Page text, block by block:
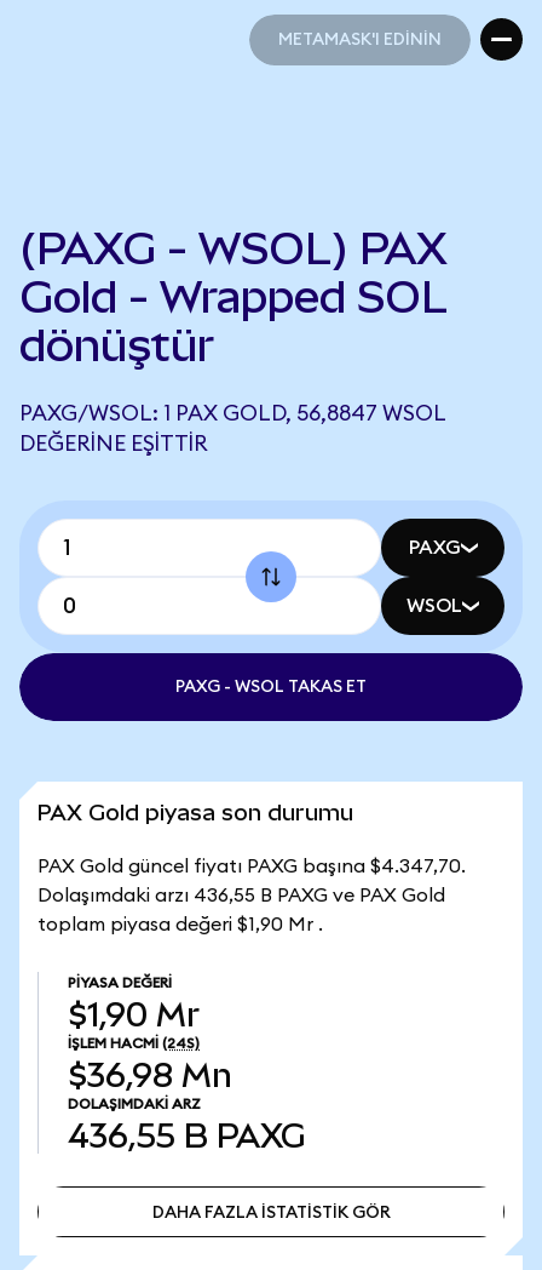
METAMASK'I EDİNİN
(PAXG - WSOL) PAX
Gold - Wrapped SOL
dönüştür
PAXG/WSOL: 1 PAX GOLD, 56,8847 WSOL
DEĞERINE EŞITTIR
PAXG
WSOL
PAXG - WSOL TAKAS ET
PAX Gold piyasa son durumu
PAX Gold güncel fiyatı PAXG başına $4.347,70.
Dolaşımdaki arzı 436,55 B PAXG ve PAX Gold
toplam piyasa değeri $1,90 Mr .
PIYASA DEĞERI
$1,90 Mr
İŞLEM HACMI (24S)
$36,98 Mn
DOLAŞIMDAKI ARZ
436,55 B PAXG
DAHA FAZLA İSTATİSTİK GÖR